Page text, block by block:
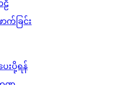
ဠိ
က်ခြင်း
းပို့ရန်